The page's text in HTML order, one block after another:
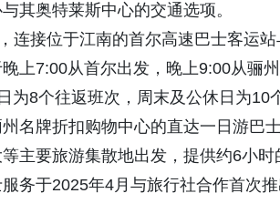
其奥特莱斯中心的交通选项。
连接位于江南的首尔高速巴士客运
上7:00从首尔出发，晚上9:00从骊
为8个往返班次，周末及公休日为10
名牌折扣购物中心的直达一日游巴
主要旅游集散地出发，提供约6小
务于2025年4月与旅行社合作首次